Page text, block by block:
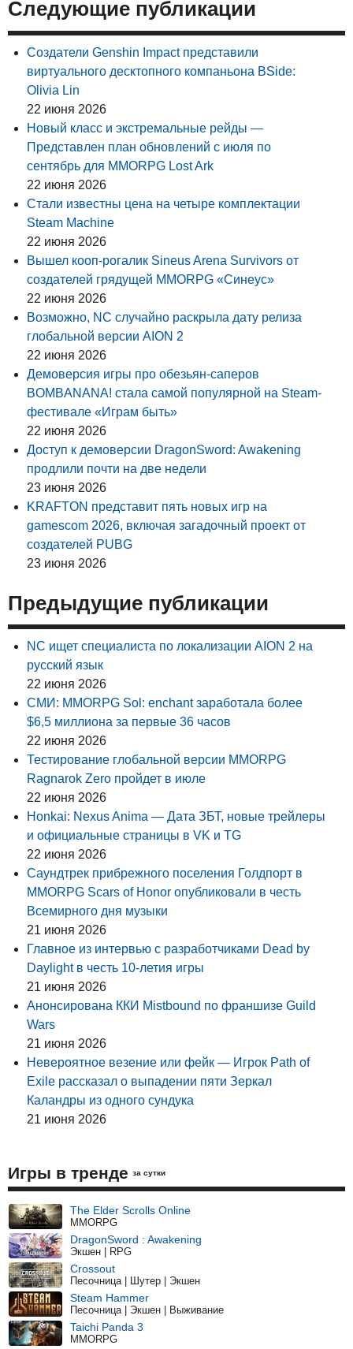
Следующие публикации
Создатели Genshin Impact представили
виртуального десктопного компаньона BSide:
Olivia Lin
22 июня 2026
Новый класс и экстремальные рейды —
Представлен план обновлений с июля по
сентябрь для MMORPG Lost Ark
22 июня 2026
Стали известны цена на четыре комплектации
Steam Machine
22 июня 2026
Вышел кооп-рогалик Sineus Arena Survivors от
создателей грядущей MMORPG «Синеус»
22 июня 2026
Возможно, NC случайно раскрыла дату релиза
глобальной версии AION 2
22 июня 2026
Демоверсия игры про обезьян-саперов
BOMBANANA! стала самой популярной на Steam-
фестивале «Играм быть»
22 июня 2026
Доступ к демоверсии DragonSword: Awakening
продлили почти на две недели
23 июня 2026
KRAFTON представит пять новых игр на
gamescom 2026, включая загадочный проект от
создателей PUBG
23 июня 2026
Предыдущие публикации
NC ищет специалиста по локализации AION 2 на
русский язык
22 июня 2026
СМИ: MMORPG Sol: enchant заработала более
$6,5 миллиона за первые 36 часов
22 июня 2026
Тестирование глобальной версии MMORPG
Ragnarok Zero пройдет в июле
22 июня 2026
Honkai: Nexus Anima — Дата ЗБТ, новые трейлеры
и официальные страницы в VK и TG
22 июня 2026
Саундтрек прибрежного поселения Голдпорт в
MMORPG Scars of Honor опубликовали в честь
Всемирного дня музыки
21 июня 2026
Главное из интервью с разработчиками Dead by
Daylight в честь 10-летия игры
21 июня 2026
Анонсирована ККИ Mistbound по франшизе Guild
Wars
21 июня 2026
Невероятное везение или фейк — Игрок Path of
Exile рассказал о выпадении пяти Зеркал
Каландры из одного сундука
21 июня 2026
Игры в тренде за сутки
The Elder Scrolls Online
MMORPG
DragonSword : Awakening
Экшен | RPG
Crossout
Песочница | Шутер | Экшен
Steam Hammer
Песочница | Экшен | Выживание
Taichi Panda 3
MMORPG